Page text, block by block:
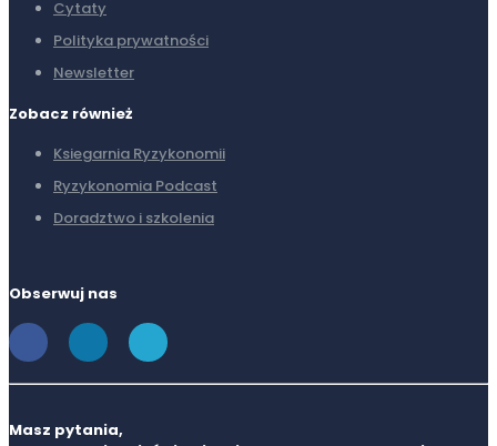
Cytaty
Polityka prywatności
Newsletter
Zobacz również
Ksiegarnia Ryzykonomii
Ryzykonomia Podcast
Doradztwo i szkolenia
Obserwuj nas
Masz pytania,